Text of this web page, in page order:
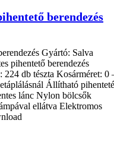
berendezés
Gyártó: Salva
pihentető berendezés
db tészta Kosárméret: 0
Állítható
lánc Nylon bölcsők
ellátva Elektromos